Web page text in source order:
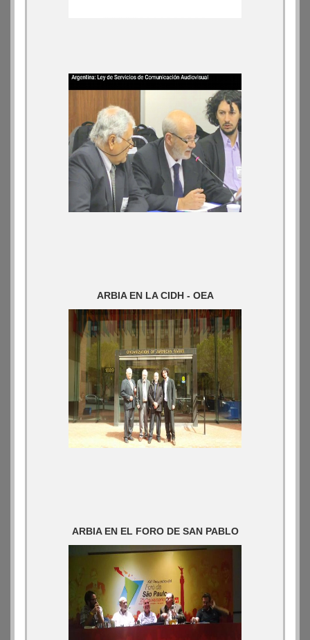
ARBIA EN LA CIDH - OEA
ARBIA EN EL FORO DE SAN PABLO